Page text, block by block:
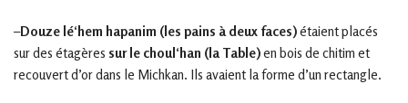
–Douze lé‘hem hapanim (les pains à deux faces)étaient placés
sur des étagères sur le choul‘han (la Table)en bois de chitim et
recouvert d’or dans le Michkan. Ils avaient la forme d’un rectangle.